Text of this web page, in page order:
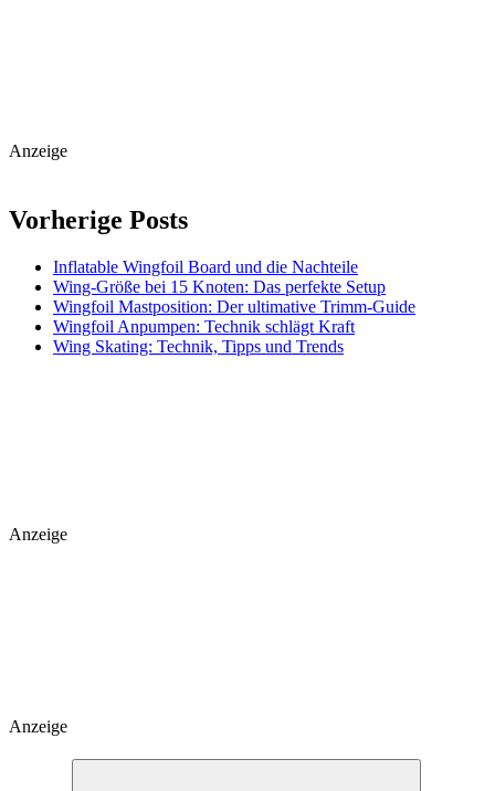
Anzeige
Vorherige Posts
Inflatable Wingfoil Board und die Nachteile
Wing-Größe bei 15 Knoten: Das perfekte Setup
Wingfoil Mastposition: Der ultimative Trimm-Guide
Wingfoil Anpumpen: Technik schlägt Kraft
Wing Skating: Technik, Tipps und Trends
Anzeige
Anzeige